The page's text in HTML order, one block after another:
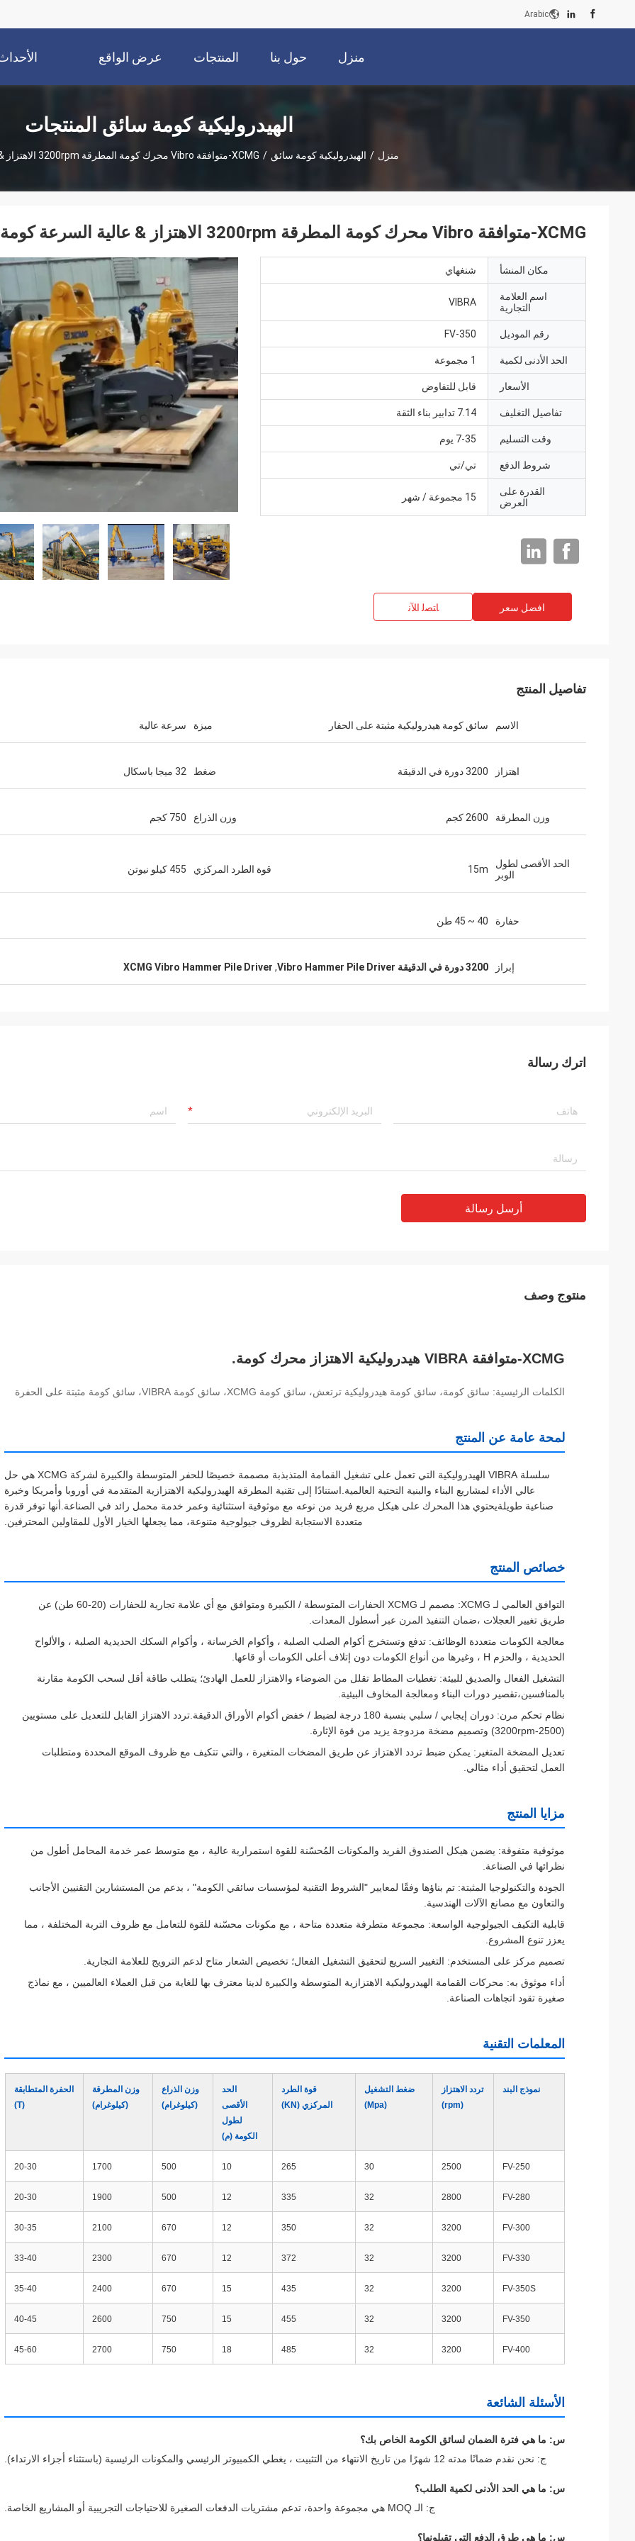
Arabic
منزل حول بنا المنتجات عرض الواقع
الافتراضي
الهيدروليكية كومة سائق المنتجات
منزل / الهيدروليكية كومة سائق / XCMG-متوافقة Vibro محرك كومة المطرقة 3200rpm الاهتزاز & عالية السرعة كومة
XCMG-متوافقة Vibro محرك كومة المطرقة 3200rpm الاهتزاز & عالية السرعة كومة
مكان المنشأ شنغهاي
اسم العلامة
التجارية
VIBRA
رقم الموديل FV-350
الحد الأدنى لكمية 1 مجموعة
الأسعار قابل للتفاوض
تفاصيل التغليف 7.14 تدابير بناء الثقة
وقت التسليم 7-35 يوم
شروط الدفع تي/تي
القدرة على
العرض
15 مجموعة / شهر
افضل سعر ﺎﺘﺼﻟ ﺍﻶﻧ
تفاصيل المنتج
الاسم سائق كومة هيدروليكية مثبتة على الحفار ميزة سرعة عالية
اهتزاز 3200 دورة في الدقيقة ضغط 32 ميجا باسكال
وزن المطرقة 2600 كجم وزن الذراع 750 كجم
الحد الأقصى لطول
الوبر
15m قوة الطرد المركزي 455 كيلو نيوتن
حفارة 40 ~ 45 طن
إبراز 3200 دورة في الدقيقة Vibro Hammer Pile Driver ,
XCMG Vibro Hammer Pile Driver
اترك رسالة
أرسل رسالة
منتوج وصف
XCMG-متوافقة VIBRA هيدروليكية الاهتزاز محرك كومة.
الكلمات الرئيسية: سائق كومة، سائق كومة هيدروليكية ترتعش، سائق كومة XCMG، سائق كومة VIBRA، سائق كومة مثبتة على الحفرة
لمحة عامة عن المنتج
سلسلة VIBRA الهيدروليكية التي تعمل على تشغيل القمامة المتذبذبة مصممة خصيصًا للحفر المتوسطة والكبيرة لشركة XCMG هي حل
عالي الأداء لمشاريع البناء والبنية التحتية العالمية.استنادًا إلى تقنية المطرقة الهيدروليكية الاهتزازية المتقدمة في أوروبا وأمريكا وخبرة
صناعية طويلةيحتوي هذا المحرك على هيكل مربع فريد من نوعه مع موثوقية استثنائية وعمر خدمة محمل رائد في الصناعة.أنها توفر قدرة
متعددة الاستجابة لظروف جيولوجية متنوعة، مما يجعلها الخيار الأول للمقاولين المحترفين.
خصائص المنتج
التوافق العالمي لـ XCMG: مصمم لـ XCMG الحفارات المتوسطة / الكبيرة ومتوافق مع أي علامة تجارية للحفارات (20-60 طن) عن
طريق تغيير العجلات ،ضمان التنفيذ المرن عبر أسطول المعدات.
معالجة الكومات متعددة الوظائف: تدفع وتستخرج أكوام الصلب الصلبة ، وأكوام الخرسانة ، وأكوام السكك الحديدية الصلبة ، والألواح
الحديدية ، والحزم H ، وغيرها من أنواع الكومات دون إتلاف أعلى الكومات أو قاعها.
التشغيل الفعال والصديق للبيئة: تغطيات المطاط تقلل من الضوضاء والاهتزاز للعمل الهادئ؛ يتطلب طاقة أقل لسحب الكومة مقارنة
بالمنافسين،تقصير دورات البناء ومعالجة المخاوف البيئية.
نظام تحكم مرن: دوران إيجابي / سلبي بنسبة 180 درجة لضبط / خفض أكوام الأوراق الدقيقة.تردد الاهتزاز القابل للتعديل على مستويين
(2500-3200rpm) وتصميم مضخة مزدوجة يزيد من قوة الإثارة.
تعديل المضخة المتغير: يمكن ضبط تردد الاهتزاز عن طريق المضخات المتغيرة ، والتي تتكيف مع ظروف الموقع المحددة ومتطلبات
العمل لتحقيق أداء مثالي.
مزايا المنتج
موثوقية متفوقة: يضمن هيكل الصندوق الفريد والمكونات المُحسّنة للقوة استمرارية عالية ، مع متوسط عمر خدمة المحامل أطول من
نظرائها في الصناعة.
الجودة والتكنولوجيا المثبتة: تم بناؤها وفقًا لمعايير "الشروط التقنية لمؤسسات سائقي الكومة" ، بدعم من المستشارين التقنيين الأجانب
والتعاون مع مصانع الآلات الهندسية.
قابلية التكيف الجيولوجية الواسعة: مجموعة متطرفة متعددة متاحة ، مع مكونات محسّنة للقوة للتعامل مع ظروف التربة المختلفة ، مما
يعزز تنوع المشروع.
تصميم مركز على المستخدم: التغيير السريع لتحقيق التشغيل الفعال؛ تخصيص الشعار متاح لدعم الترويج للعلامة التجارية.
أداء موثوق به: محركات القمامة الهيدروليكية الاهتزازية المتوسطة والكبيرة لدينا معترف بها للغاية من قبل العملاء العالميين ، مع نماذج
صغيرة تقود اتجاهات الصناعة.
المعلمات التقنية
نموذج البند
تردد الاهتزاز
(rpm)
ضغط التشغيل
(Mpa)
قوة الطرد
المركزي (KN)
الحد
الأقصى
لطول
الكومة (م)
وزن الذراع
(كيلوغرام)
وزن المطرقة
(كيلوغرام)
الحفرة المتطابقة
(T)
FV-250
2500
30
265
10
500
1700
20-30
FV-280
2800
32
335
12
500
1900
20-30
FV-300
3200
32
350
12
670
2100
30-35
FV-330
3200
32
372
12
670
2300
33-40
FV-350S
3200
32
435
15
670
2400
35-40
FV-350
3200
32
455
15
750
2600
40-45
FV-400
3200
32
485
18
750
2700
45-60
الأسئلة الشائعة
س: ما هي فترة الضمان لسائق الكومة الخاص بك؟
ج: نحن نقدم ضمانًا مدته 12 شهرًا من تاريخ الانتهاء من التثبيت ، يغطي الكمبيوتر الرئيسي والمكونات الرئيسية (باستثناء أجزاء الارتداء).
س: ما هي الحد الأدنى لكمية الطلب؟
ج: الـ MOQ هي مجموعة واحدة، تدعم مشتريات الدفعات الصغيرة للاحتياجات التجريبية أو المشاريع الخاصة.
س: ما هي طرق الدفع التي تقبلونها؟